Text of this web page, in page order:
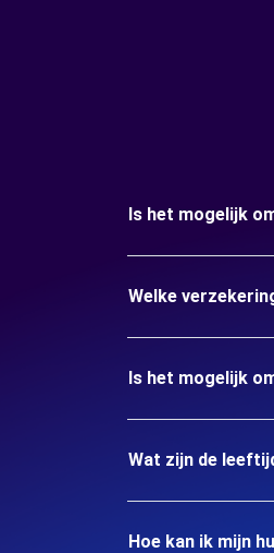
Is het mogelijk
Welke
Is het mogelijk
Wat zijn de
Hoe kan ik mijn